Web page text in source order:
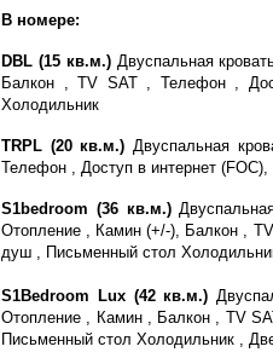
В номере:
DBL (15 кв.м.) Двуспальная
Балкон , TV SAT , Телефон ,
Холодильник
TRPL (20 кв.м.) Двуспальная
Телефон , Доступ в интернет
S1bedroom (36 кв.м.)
Отопление , Камин (+/-), Балкон ,
душ , Письменный стол
S1Bedroom Lux (42 кв.м.)
Отопление , Камин , Балкон , TV
Письменный стол Холодильник ,